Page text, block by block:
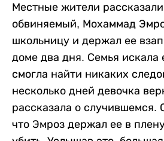
Местные жители
обвиняемый, Мохаммад
школьницу и держал ее
доме два дня. Семья искала
смогла найти никаких
несколько дней девочка
рассказала о случившемся.
что Эмроз держал ее в